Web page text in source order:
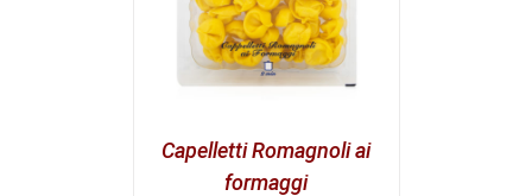
Capelletti Romagnoli ai
formaggi